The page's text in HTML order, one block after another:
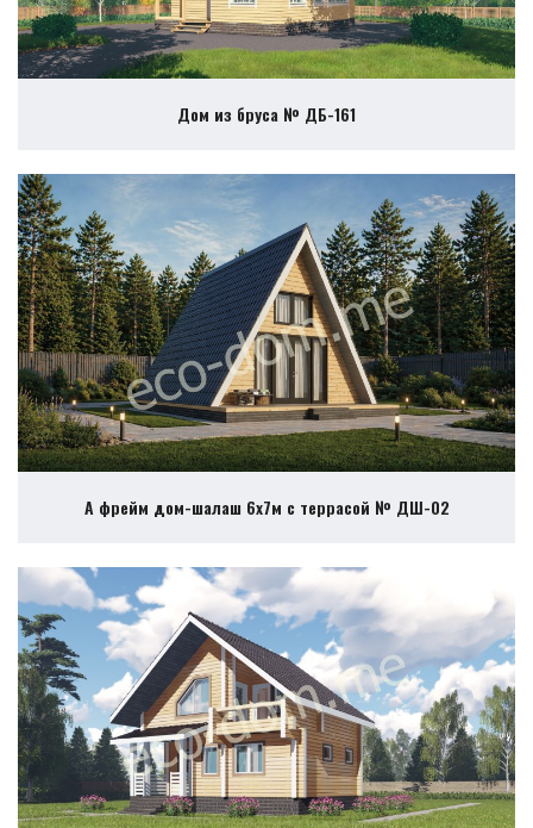
Дом из бруса № ДБ-161
А фрейм дом-шалаш 6х7м с террасой № ДШ-02